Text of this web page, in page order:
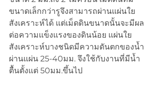
ขนาดเล็กกว่ารูจึงสามารถผ่านแผ่นใย
สังเคราะห์ได้ แต่เม็ดดินขนาดนั้นจะมีผล
ต่อความแข็งแรงของดินน้อย แผ่นใย
สังเคราะห์บางชนิดมีความดันตกของน้ำ
ผ่านแผ่น 25-40มม. จึงใช้กับงานที่มีน้ำ
ตื้นตั้งแต่ 50มม.ขึ้นไป